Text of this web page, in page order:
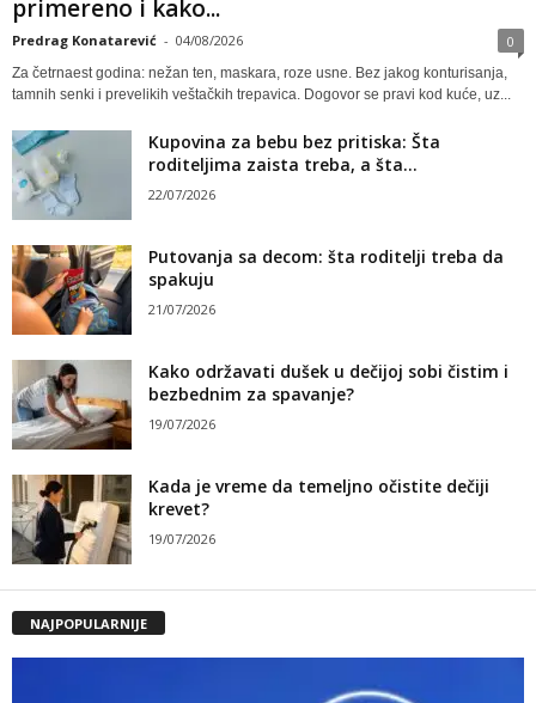
primereno i kako...
Predrag Konatarević - 04/08/2026 0
Za četrnaest godina: nežan ten, maskara, roze usne. Bez jakog konturisanja,
tamnih senki i prevelikih veštačkih trepavica. Dogovor se pravi kod kuće, uz...
Kupovina za bebu bez pritiska: Šta
roditeljima zaista treba, a šta...
22/07/2026
Putovanja sa decom: šta roditelji treba da
spakuju
21/07/2026
Kako održavati dušek u dečijoj sobi čistim i
bezbednim za spavanje?
19/07/2026
Kada je vreme da temeljno očistite dečiji
krevet?
19/07/2026
NAJPOPULARNIJE